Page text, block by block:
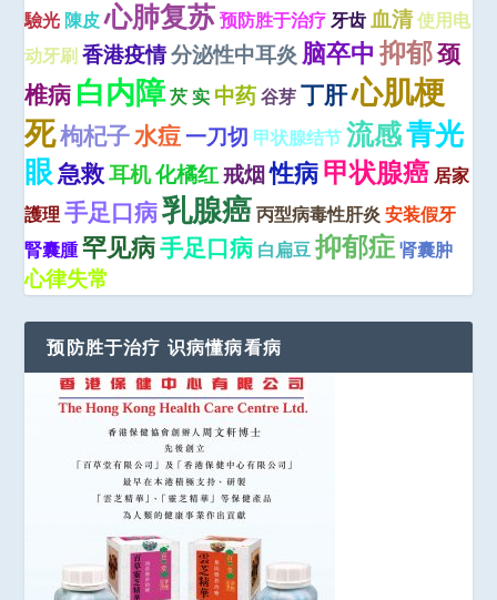
驗光 陳皮 心肺复苏 预防胜于治疗 牙齿 血清使用电
动牙刷 香港疫情分泌性中耳炎脑卒中 抑郁颈
椎病 白内障芡 实 中药 谷芽 丁肝心肌梗
死枸杞子水痘一刀切 甲状腺结节 流感青光
眼急救耳机化橘红戒烟性病甲状腺癌 居家
護理 手足口病乳腺癌 丙型病毒性肝炎 安装假牙
腎囊腫罕见病手足口病 白扁豆 抑郁症 肾囊肿
心律失常
预防胜于治疗 识病懂病看病